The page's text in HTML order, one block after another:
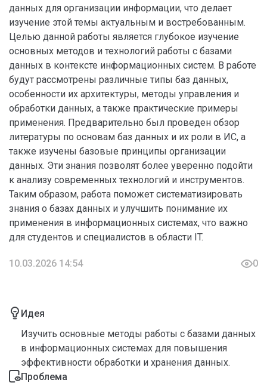
данных для организации информации, что делает
изучение этой темы актуальным и востребованным.
Целью данной работы является глубокое изучение
основных методов и технологий работы с базами
данных в контексте информационных систем. В работе
будут рассмотрены различные типы баз данных,
особенности их архитектуры, методы управления и
обработки данных, а также практические примеры
применения. Предварительно был проведен обзор
литературы по основам баз данных и их роли в ИС, а
также изучены базовые принципы организации
данных. Эти знания позволят более уверенно подойти
к анализу современных технологий и инструментов.
Таким образом, работа поможет систематизировать
знания о базах данных и улучшить понимание их
применения в информационных системах, что важно
для студентов и специалистов в области IT.
10.03.2026 14:54 0
Идея
Изучить основные методы работы с базами данных
в информационных системах для повышения
эффективности обработки и хранения данных.
Проблема